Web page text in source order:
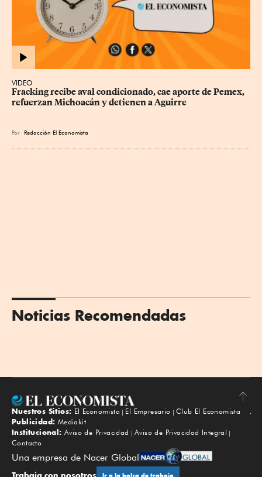
VIDEO
Fracking recibe aval condicionado, cae aporte de Pemex,
refuerzan Michoacán y detienen a Aguirre
Por Redacción El Economista
Noticias Recomendadas
Subir
Nuestros Sitios: El Economista El Empresario
Club El Economista
Publicidad: Mediakit
Institucional: Aviso de Privacidad
Aviso de Privacidad Integral
Contacto
Una empresa de Nacer Global